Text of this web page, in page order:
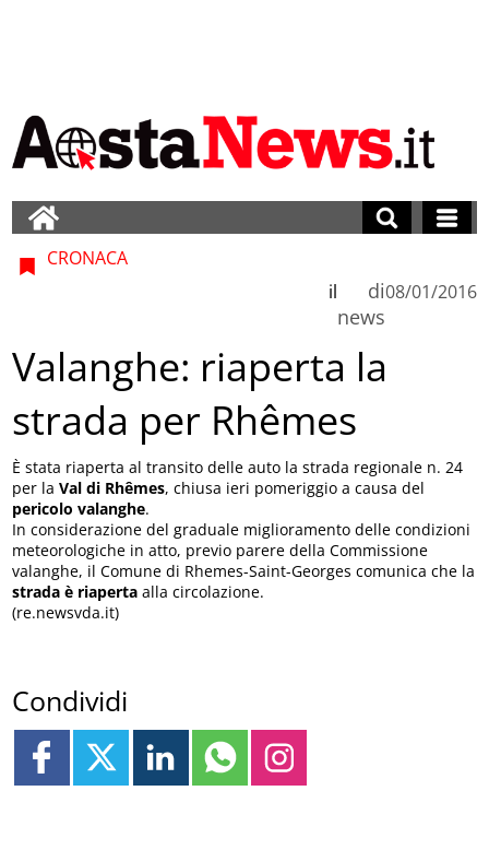
CRONACA
di
news
il 08/01/2016
Valanghe: riaperta la
strada per Rhêmes
È stata riaperta al transito delle auto la strada regionale n. 24
per laVal di Rhêmes, chiusa ieri pomeriggio a causa del
pericolo valanghe.
In considerazione del graduale miglioramento delle condizioni
meteorologiche in atto, previo parere della Commissione
valanghe, il Comune di Rhemes-Saint-Georges comunica che la
strada è riaperta alla circolazione.
(re.newsvda.it)
Condividi